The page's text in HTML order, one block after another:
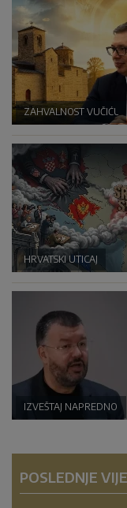
ZAHVALNOST VUČIĆU
HRVATSKI UTICAJ
IZVEŠTAJ NAPREDNOG
POSLEDNJE